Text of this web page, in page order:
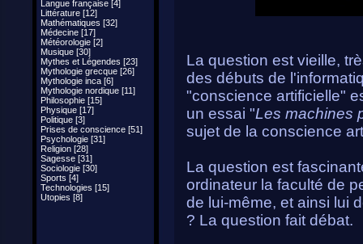
Langue française [4]
Littérature [12]
Mathématiques [32]
Médecine [17]
Météorologie [2]
Musique [30]
Mythes et Légendes [23]
Mythologie grecque [26]
Mythologie inca [6]
Mythologie nordique [11]
Philosophie [15]
Physique [17]
Politique [3]
Prises de conscience [51]
Psychologie [31]
Religion [28]
Sagesse [31]
Sociologie [30]
Sports [4]
Technologies [15]
Utopies [8]
La question est vieille,
des débuts de
"conscience artificielle"
un essai "Les machines
sujet de la conscience
La question est
ordinateur la faculté de
de lui-même, et ainsi lui
? La question fait débat.